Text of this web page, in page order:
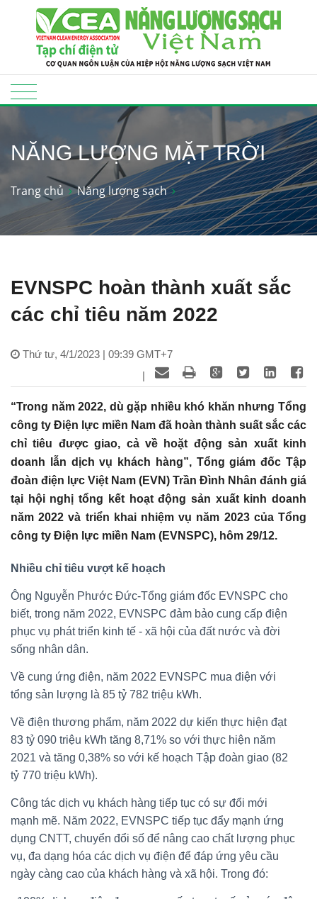
NĂNG LƯỢNG MẶT TRỜI
Trang chủ Năng lượng sạch
EVNSPC hoàn thành xuất sắc
các chỉ tiêu năm 2022
Thứ tư, 4/1/2023 | 09:39 GMT+7
|
“Trong năm 2022, dù gặp nhiều khó khăn nhưng Tổng
công ty Điện lực miền Nam đã hoàn thành suất sắc các
chỉ tiêu được giao, cả về hoặt động sản xuất kinh
doanh lẫn dịch vụ khách hàng”, Tổng giám đốc Tập
đoàn điện lực Việt Nam (EVN) Trần Đình Nhân đánh giá
tại hội nghị tổng kết hoạt động sản xuất kinh doanh
năm 2022 và triển khai nhiệm vụ năm 2023 của Tổng
công ty Điện lực miền Nam (EVNSPC), hôm 29/12.
Nhiều chỉ tiêu vượt kế hoạch
Ông Nguyễn Phước Đức-Tổng giám đốc EVNSPC cho
biết, trong năm 2022, EVNSPC đảm bảo cung cấp điện
phục vụ phát triển kinh tế - xã hội của đất nước và đời
sống nhân dân.
Về cung ứng điện, năm 2022 EVNSPC mua điện với
tổng sản lượng là 85 tỷ 782 triệu kWh.
Về điện thương phẩm, năm 2022 dự kiến thực hiện đạt
83 tỷ 090 triệu kWh tăng 8,71% so với thực hiện năm
2021 và tăng 0,38% so với kế hoạch Tập đoàn giao (82
tỷ 770 triệu kWh).
Công tác dịch vụ khách hàng tiếp tục có sự đổi mới
mạnh mẽ. Năm 2022, EVNSPC tiếp tục đẩy mạnh ứng
dụng CNTT, chuyển đổi số để nâng cao chất lượng phục
vụ, đa dạng hóa các dịch vụ điện để đáp ứng yêu cầu
ngày càng cao của khách hàng và xã hội. Trong đó: